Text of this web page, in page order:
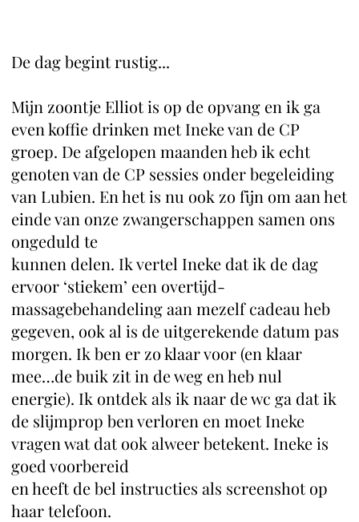
De dag begint rustig...
Mijn zoontje Elliot is op de opvang en ik ga
even koffie drinken met Ineke van de CP
groep. De afgelopen maanden heb ik echt
genoten van de CP sessies onder begeleiding
van Lubien. En het is nu ook zo fijn om aan het
einde van onze zwangerschappen samen ons
ongeduld te
kunnen delen. Ik vertel Ineke dat ik de dag
ervoor ‘stiekem’ een overtijd-
massagebehandeling aan mezelf cadeau heb
gegeven, ook al is de uitgerekende datum pas
morgen. Ik ben er zo klaar voor (en klaar
mee…de buik zit in de weg en heb nul
energie). Ik ontdek als ik naar de wc ga dat ik
de slijmprop ben verloren en moet Ineke
vragen wat dat ook alweer betekent. Ineke is
goed voorbereid
en heeft de bel instructies als screenshot op
haar telefoon.